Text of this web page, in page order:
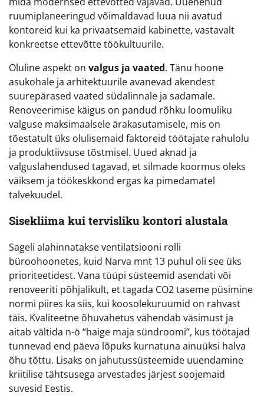
ruumiplaneeringud võimaldavad luua nii avatud
kontoreid kui ka privaatsemaid kabinette, vastavalt
konkreetse ettevõtte töökultuurile.
Oluline aspekt on valgus ja vaated. Tänu hoone
asukohale ja arhitektuurile avanevad akendest
suurepärased vaated südalinnale ja sadamale.
Renoveerimise käigus on pandud rõhku loomuliku
valguse maksimaalsele ärakasutamisele, mis on
tõestatult üks olulisemaid faktoreid töötajate rahulolu
ja produktiivsuse tõstmisel. Uued aknad ja
valguslahendused tagavad, et silmade koormus oleks
väiksem ja töökeskkond ergas ka pimedamatel
talvekuudel.
Sisekliima kui tervisliku kontori alustala
Sageli alahinnatakse ventilatsiooni rolli
büroohoonetes, kuid Narva mnt 13 puhul oli see üks
prioriteetidest. Vana tüüpi süsteemid asendati või
renoveeriti põhjalikult, et tagada CO2 taseme püsimine
normi piires ka siis, kui koosolekuruumid on rahvast
täis. Kvaliteetne õhuvahetus vähendab väsimust ja
aitab vältida n-ö “haige maja sündroomi”, kus töötajad
tunnevad end päeva lõpuks kurnatuna ainuüksi halva
õhu tõttu. Lisaks on jahutussüsteemide uuendamine
kriitilise tähtsusega arvestades järjest soojemaid
suvesid Eestis.